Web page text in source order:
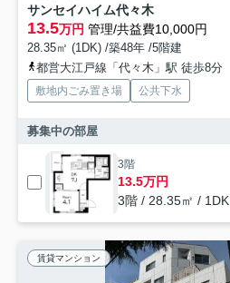
サンセイハイム代々木
13.5万円 管理/共益費10,000円
28.35㎡ (1DK) /築48年 /5階建
都営大江戸線「代々木」駅 徒歩8分
敷地内ごみ置き場 公共下水
募集中の部屋
3階
13.5万円
3階 / 28.35㎡ / 1DK
賃貸マンション